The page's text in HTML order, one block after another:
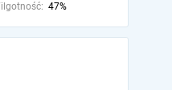
47%